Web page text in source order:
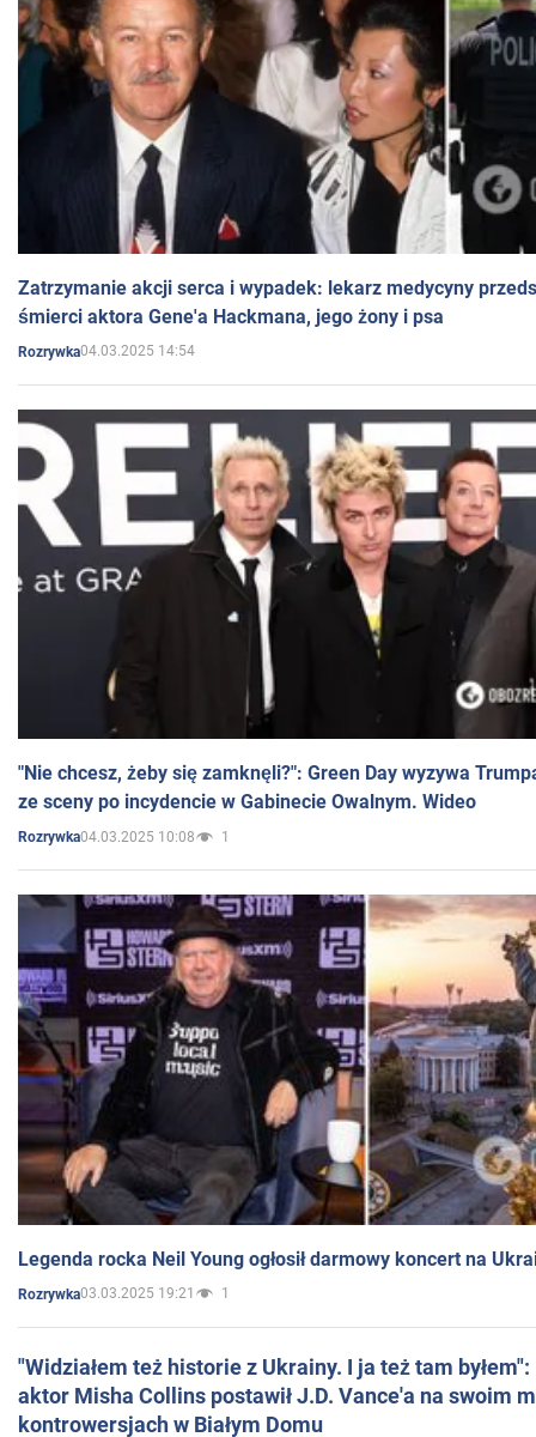
Zatrzymanie akcji serca i wypadek: lekarz medycyny
śmierci aktora Gene'a Hackmana, jego żony i psa
Rozrywka04.03.2025 14:54
"Nie chcesz, żeby się zamknęli?": Green Day wyzywa
ze sceny po incydencie w Gabinecie Owalnym. Wideo
Rozrywka04.03.2025 10:08 1
Legenda rocka Neil Young ogłosił darmowy koncert na
Rozrywka03.03.2025 19:21 1
"Widziałem też historie z Ukrainy. I ja też tam
aktor Misha Collins postawił J.D. Vance'a na swoim
kontrowersjach w Białym Domu